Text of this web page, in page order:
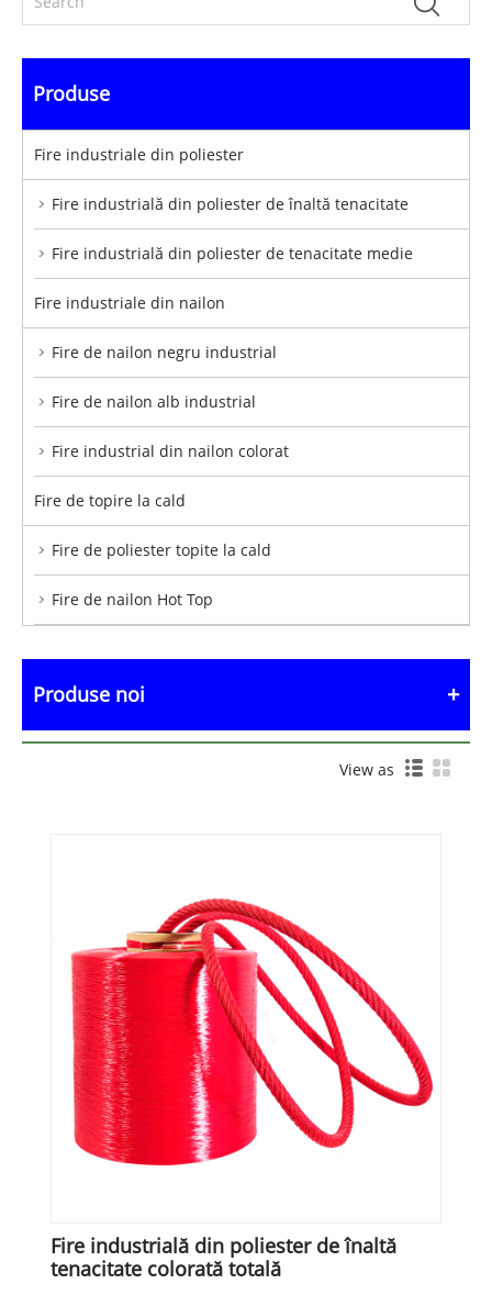
Produse
Fire industriale din poliester
Fire industrială din poliester de înaltă tenacitate
Fire industrială din poliester de tenacitate medie
Fire industriale din nailon
Fire de nailon negru industrial
Fire de nailon alb industrial
Fire industrial din nailon colorat
Fire de topire la cald
Fire de poliester topite la cald
Fire de nailon Hot Top
Produse noi
View as
Fire industrială din poliester de înaltă
tenacitate colorată totală